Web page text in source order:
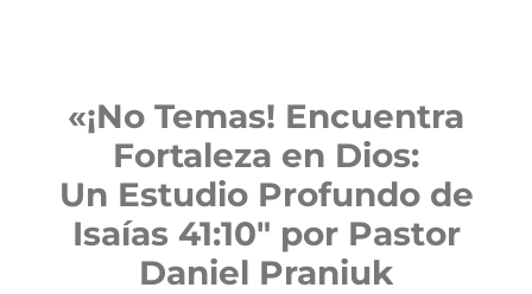
«¡No Temas! Encuentra
Fortaleza en Dios:
Un Estudio Profundo de
Isaías 41:10″ por Pastor
Daniel Praniuk